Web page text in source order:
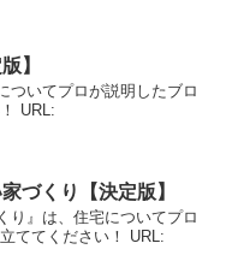
】
ついてプロが説明したブロ
！ URL:
づくり【決定版】
り』は、住宅についてプロ
ててください！ URL: